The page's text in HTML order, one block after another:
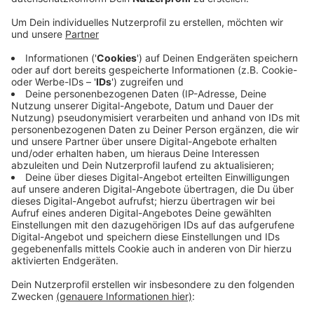
Public Viewing geplant
Anzeige
Schon im letzten Jahr gab es ja den beliebten
Biergarten im alten Hertie-Krater am Kurt-
Schumacher-Platz - mit Strandfeeling. Und jetzt steht
fest: auch in diesem Jahr gibt es in Gronau diese
außergewöhnliche Sommer Location. Und auch
Fußballfans können sich freuen. Im Gronauer
Sommerloch sollen die EM-Spiele auf mehreren
Bildschirmen gezeigt werden.
Anzeige